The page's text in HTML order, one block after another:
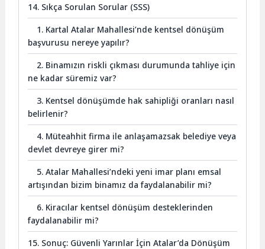
14. Sıkça Sorulan Sorular (SSS)
1. Kartal Atalar Mahallesi’nde kentsel dönüşüm
başvurusu nereye yapılır?
2. Binamızın riskli çıkması durumunda tahliye için
ne kadar süremiz var?
3. Kentsel dönüşümde hak sahipliği oranları nasıl
belirlenir?
4. Müteahhit firma ile anlaşamazsak belediye veya
devlet devreye girer mi?
5. Atalar Mahallesi’ndeki yeni imar planı emsal
artışından bizim binamız da faydalanabilir mi?
6. Kiracılar kentsel dönüşüm desteklerinden
faydalanabilir mi?
15. Sonuç: Güvenli Yarınlar İçin Atalar’da Dönüşüm